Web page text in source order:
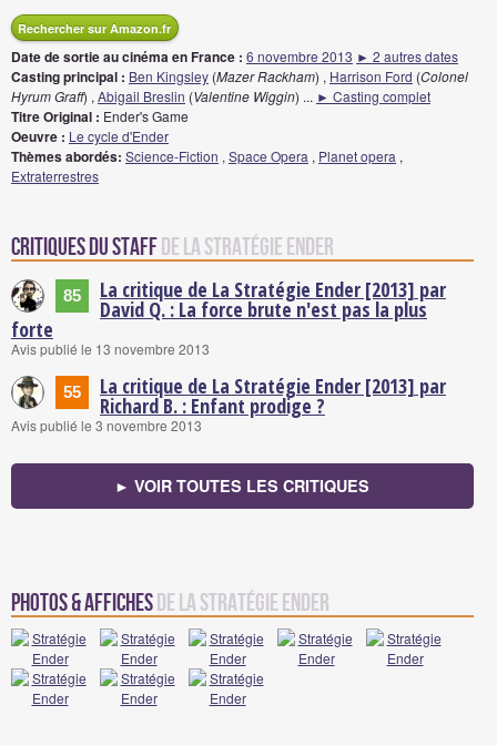
Rechercher sur Amazon.fr
Date de sortie au cinéma en France : 6 novembre 2013 ► 2 autres dates
Casting principal : Ben Kingsley (Mazer Rackham) , Harrison Ford (Colonel
Hyrum Graff) , Abigail Breslin (Valentine Wiggin) ... ► Casting complet
Titre Original : Ender's Game
Oeuvre : Le cycle d'Ender
Thèmes abordés: Science-Fiction , Space Opera , Planet opera ,
Extraterrestres
Critiques du staffde La Stratégie Ender
85 La critique de La Stratégie Ender [2013] par
David Q. : La force brute n'est pas la plus
forte
Avis publié le 13 novembre 2013
55 La critique de La Stratégie Ender [2013] par
Richard B. : Enfant prodige ?
Avis publié le 3 novembre 2013
► VOIR TOUTES LES CRITIQUES
Photos & Affichesde La Stratégie Ender